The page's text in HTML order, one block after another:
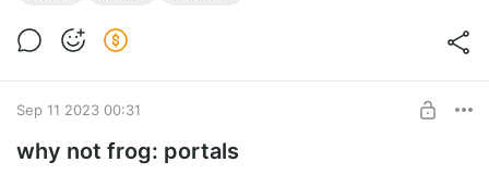
Sep 11 2023 00:31
why not frog: portals